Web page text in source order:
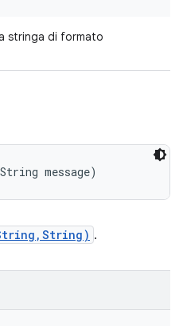
stringa di formato
message)
.